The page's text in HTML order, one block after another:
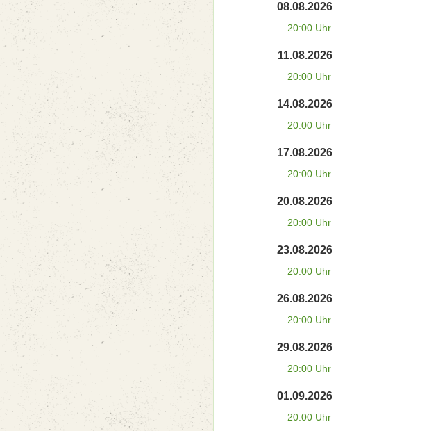
08.08.2026
20:00 Uhr
11.08.2026
20:00 Uhr
14.08.2026
20:00 Uhr
17.08.2026
20:00 Uhr
20.08.2026
20:00 Uhr
23.08.2026
20:00 Uhr
26.08.2026
20:00 Uhr
29.08.2026
20:00 Uhr
01.09.2026
20:00 Uhr